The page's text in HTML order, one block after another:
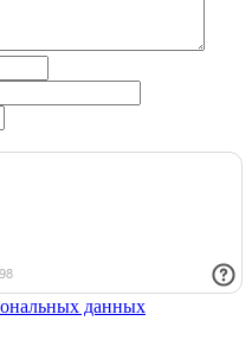
данных